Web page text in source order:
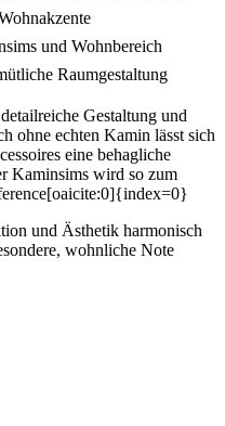
und Wohnbereich
Raumgestaltung
Gestaltung und
ohne echten Kamin lässt sich
eine behagliche
Kaminsims wird so zum
und Ästhetik harmonisch
wohnliche Note